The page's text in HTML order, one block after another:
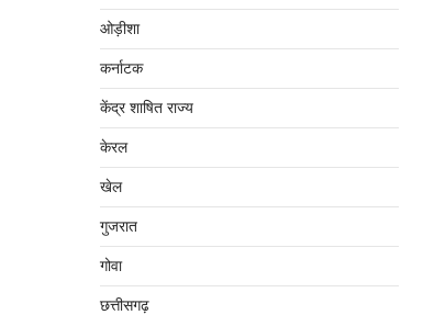
ओड़ीशा
कर्नाटक
केंद्र शाषित राज्य
केरल
खेल
गुजरात
गोवा
छत्तीसगढ़